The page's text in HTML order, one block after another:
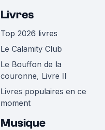
Livres
Top 2026 livres
Le Calamity Club
Le Bouffon de la
couronne, Livre II
Livres populaires en ce
moment
Musique